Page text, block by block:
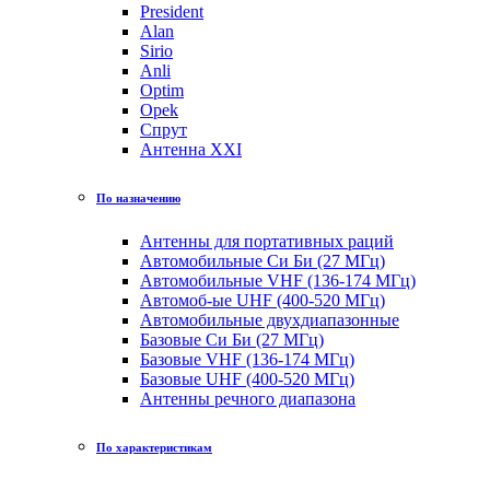
President
Alan
Sirio
Anli
Optim
Opek
Спрут
Антенна XXI
По назначению
Антенны для портативных раций
Автомобильные Си Би (27 МГц)
Автомобильные VHF (136-174 МГц)
Автомоб-ые UHF (400-520 МГц)
Автомобильные двухдиапазонные
Базовые Си Би (27 МГц)
Базовые VHF (136-174 МГц)
Базовые UHF (400-520 МГц)
Антенны речного диапазона
По характеристикам